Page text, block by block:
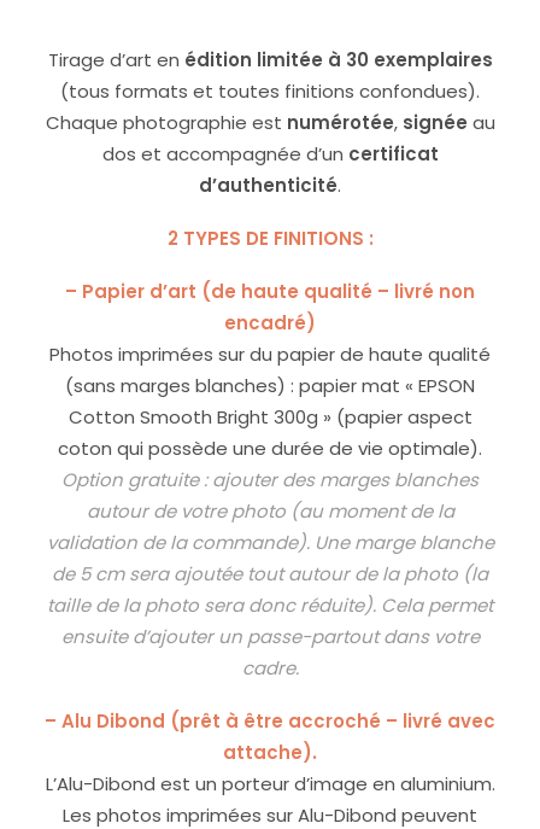
Tirage d’art en édition limitée à 30 exemplaires
(tous formats et toutes finitions confondues).
Chaque photographie est numérotée, signée au
dos et accompagnée d’un certificat
d’authenticité.
2 TYPES DE FINITIONS :
– Papier d’art (de haute qualité – livré non
encadré)
Photos imprimées sur du papier de haute qualité
(sans marges blanches) : papier mat « EPSON
Cotton Smooth Bright 300g » (papier aspect
coton qui possède une durée de vie optimale).
Option gratuite : ajouter des marges blanches
autour de votre photo (au moment de la
validation de la commande). Une marge blanche
de 5 cm sera ajoutée tout autour de la photo (la
taille de la photo sera donc réduite). Cela permet
ensuite d’ajouter un passe-partout dans votre
cadre.
– Alu Dibond (prêt à être accroché – livré avec
attache).
L’Alu-Dibond est un porteur d’image en aluminium.
Les photos imprimées sur Alu-Dibond peuvent